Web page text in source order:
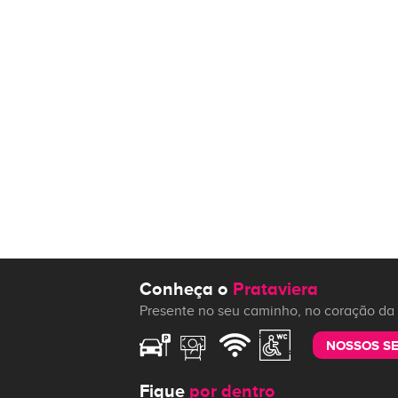
Conheça o Prataviera
Presente no seu caminho, no coração
NOSSOS
Fique por dentro